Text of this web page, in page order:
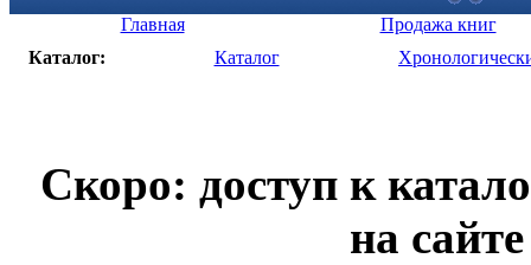
Главная
Продажа книг
Каталог:
Каталог
Скоро: доступ к
на